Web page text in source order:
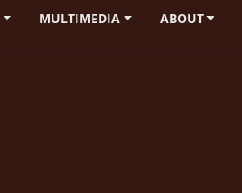
MULTIMEDIA ABOUT